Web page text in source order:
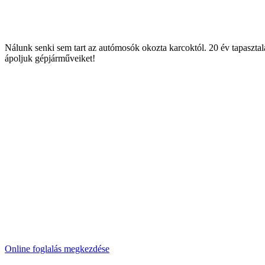
Nálunk senki sem tart az autómosók okozta karcoktól. 20 év
ápoljuk gépjárműveiket!
Online foglalás megkezdése